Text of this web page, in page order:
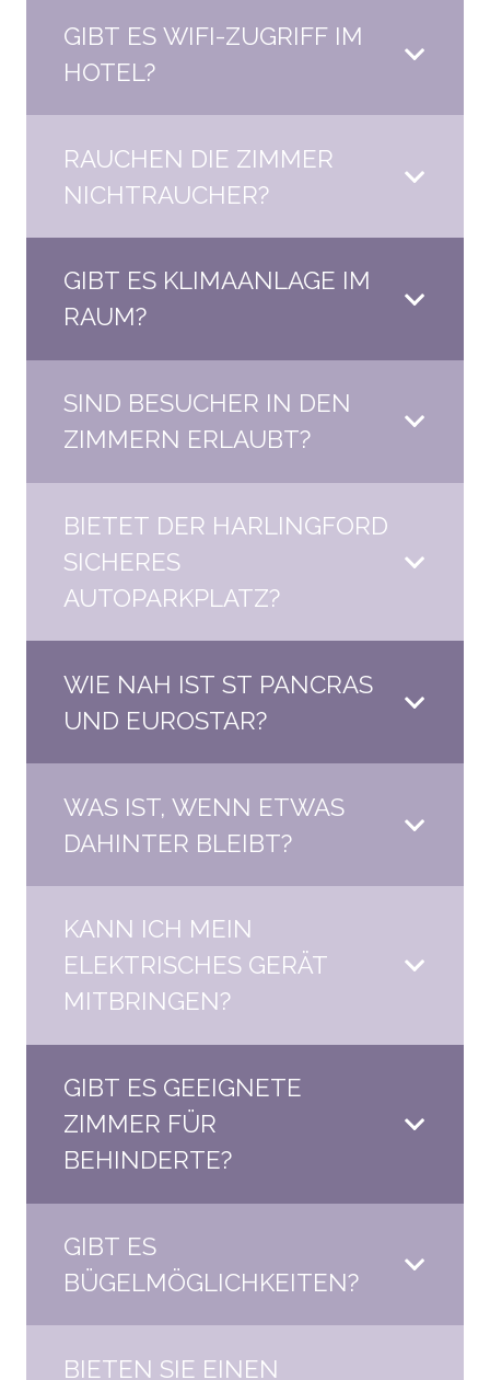
GIBT ES WIFI-ZUGRIFF IM
HOTEL?
RAUCHEN DIE ZIMMER
NICHTRAUCHER?
GIBT ES KLIMAANLAGE IM
RAUM?
SIND BESUCHER IN DEN
ZIMMERN ERLAUBT?
BIETET DER HARLINGFORD
SICHERES
AUTOPARKPLATZ?
WIE NAH IST ST PANCRAS
UND EUROSTAR?
WAS IST, WENN ETWAS
DAHINTER BLEIBT?
KANN ICH MEIN
ELEKTRISCHES GERÄT
MITBRINGEN?
GIBT ES GEEIGNETE
ZIMMER FÜR
BEHINDERTE?
GIBT ES
BÜGELMÖGLICHKEITEN?
BIETEN SIE EINEN